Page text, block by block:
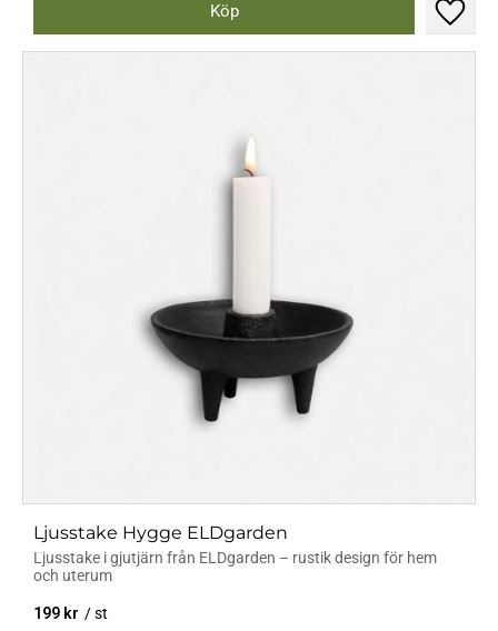
Lägg
Ljusstake Hygge ELDgarden
Ljusstake i gjutjärn från ELDgarden – rustik design för hem
och uterum
199 kr /st